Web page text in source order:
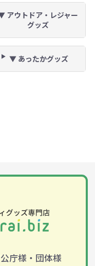
アウトドア・レジャー
グッズ
▼ あったかグッズ
庁様・団体様